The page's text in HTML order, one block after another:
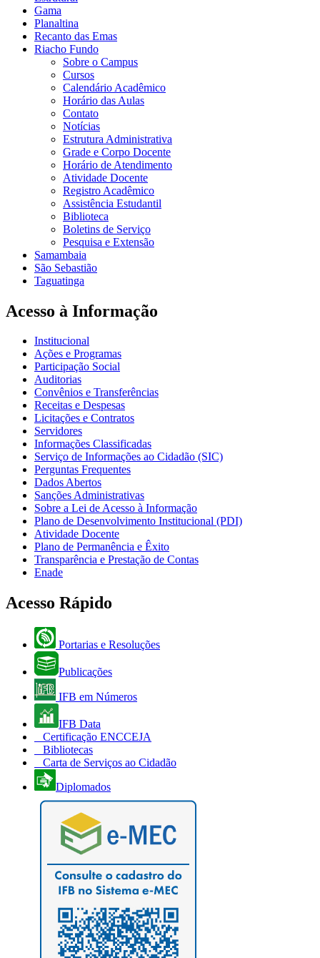
Gama
Planaltina
Recanto das Emas
Riacho Fundo
Sobre o Campus
Cursos
Calendário Acadêmico
Horário das Aulas
Contato
Notícias
Estrutura Administrativa
Grade e Corpo Docente
Horário de Atendimento
Atividade Docente
Registro Acadêmico
Assistência Estudantil
Biblioteca
Boletins de Serviço
Pesquisa e Extensão
Samambaia
São Sebastião
Taguatinga
Acesso à Informação
Institucional
Ações e Programas
Participação Social
Auditorias
Convênios e Transferências
Receitas e Despesas
Licitações e Contratos
Servidores
Informações Classificadas
Serviço de Informações ao Cidadão (SIC)
Perguntas Frequentes
Dados Abertos
Sanções Administrativas
Sobre a Lei de Acesso à Informação
Plano de Desenvolvimento Institucional (PDI)
Atividade Docente
Plano de Permanência e Êxito
Transparência e Prestação de Contas
Enade
Acesso Rápido
Portarias e Resoluções
Publicações
IFB em Números
IFB Data
Certificação ENCCEJA
Bibliotecas
Carta de Serviços ao Cidadão
Diplomados